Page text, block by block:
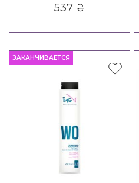
537 ₴
ЗАКАНЧИВАЕТСЯ